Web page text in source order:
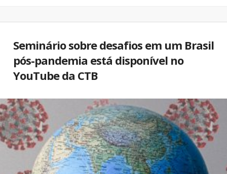
Seminário sobre desafios em um Brasil
pós-pandemia está disponível no
YouTube da CTB